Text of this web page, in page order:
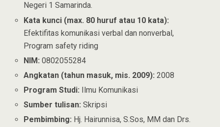
Negeri 1 Samarinda.
Kata kunci (max. 80 huruf atau 10 kata):
Efektifitas komunikasi verbal dan nonverbal,
Program safety riding
NIM: 0802055284
Angkatan (tahun masuk, mis. 2009): 2008
Program Studi: Ilmu Komunikasi
Sumber tulisan: Skripsi
Pembimbing: Hj. Hairunnisa, S.Sos, MM dan Drs.